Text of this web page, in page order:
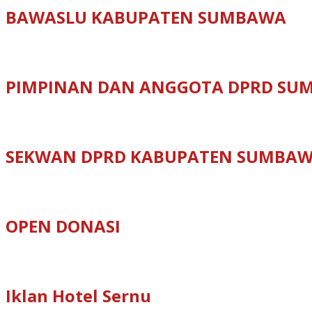
BAWASLU KABUPATEN SUMBAWA
PIMPINAN DAN ANGGOTA DPRD
SEKWAN DPRD KABUPATEN
OPEN DONASI
Iklan Hotel Sernu